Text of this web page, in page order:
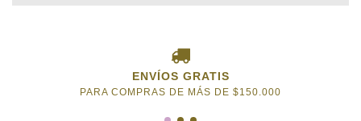
ENVÍOS GRATIS
PARA COMPRAS DE MÁS DE $150.000